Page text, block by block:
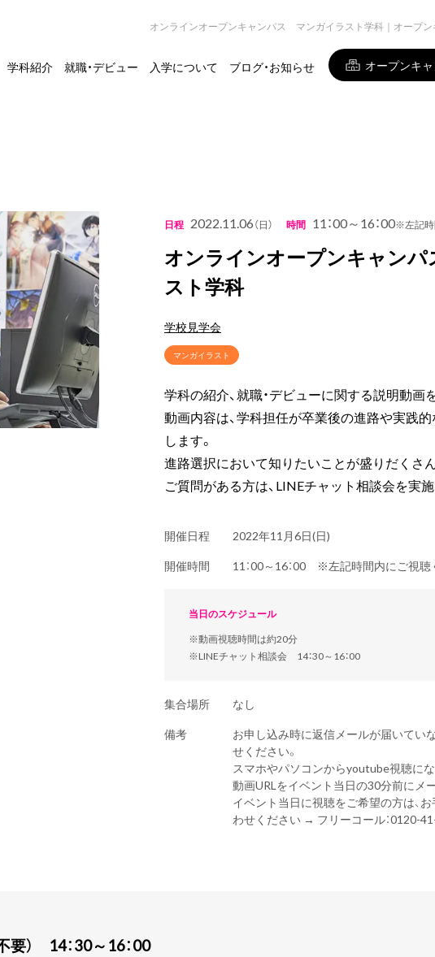
学科紹介 就職・デビュー 入学について ブログ・お知らせ オープンキ
オンラインオープンキャンパス マンガイラスト学科｜オープン
日程 2022.11.06（日） 時間 11：00～16：00※左記時
オンラインオープンキャン
スト学科
学校見学会
マンガイラスト
学科の紹介、就職・デビューに関する説明動画
動画内容は、学科担任が卒業後の進路や実践
します。
進路選択において知りたいことが盛りだくさ
ご質問がある方は、LINEチャット相談会を実施
開催日程
2022年11月6日(日)
開催時間
11：00～16：00 ※左記時間内にご視聴
当日のスケジュール
※動画視聴時間は約20分
※LINEチャット相談会 14：30～16：00
集合場所
なし
備考
お申し込み時に返信メールが届いてい
せください。
スマホやパソコンからyoutube視聴にな
動画URLをイベント当日の30分前にメ
イベント当日に視聴をご希望の方は、
わせください → フリーコール：0120-
要） 14：30～16：00